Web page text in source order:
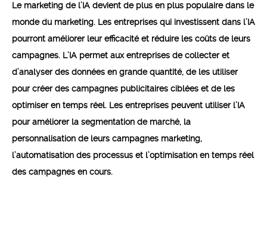
Le marketing de l’IA devient de plus en plus populaire dans le
monde du marketing. Les entreprises qui investissent dans l’IA
pourront améliorer leur efficacité et réduire les coûts de leurs
campagnes. L’IA permet aux entreprises de collecter et
d’analyser des données en grande quantité, de les utiliser
pour créer des campagnes publicitaires ciblées et de les
optimiser en temps réel. Les entreprises peuvent utiliser l’IA
pour améliorer la segmentation de marché, la
personnalisation de leurs campagnes marketing,
l’automatisation des processus et l’optimisation en temps réel
des campagnes en cours.